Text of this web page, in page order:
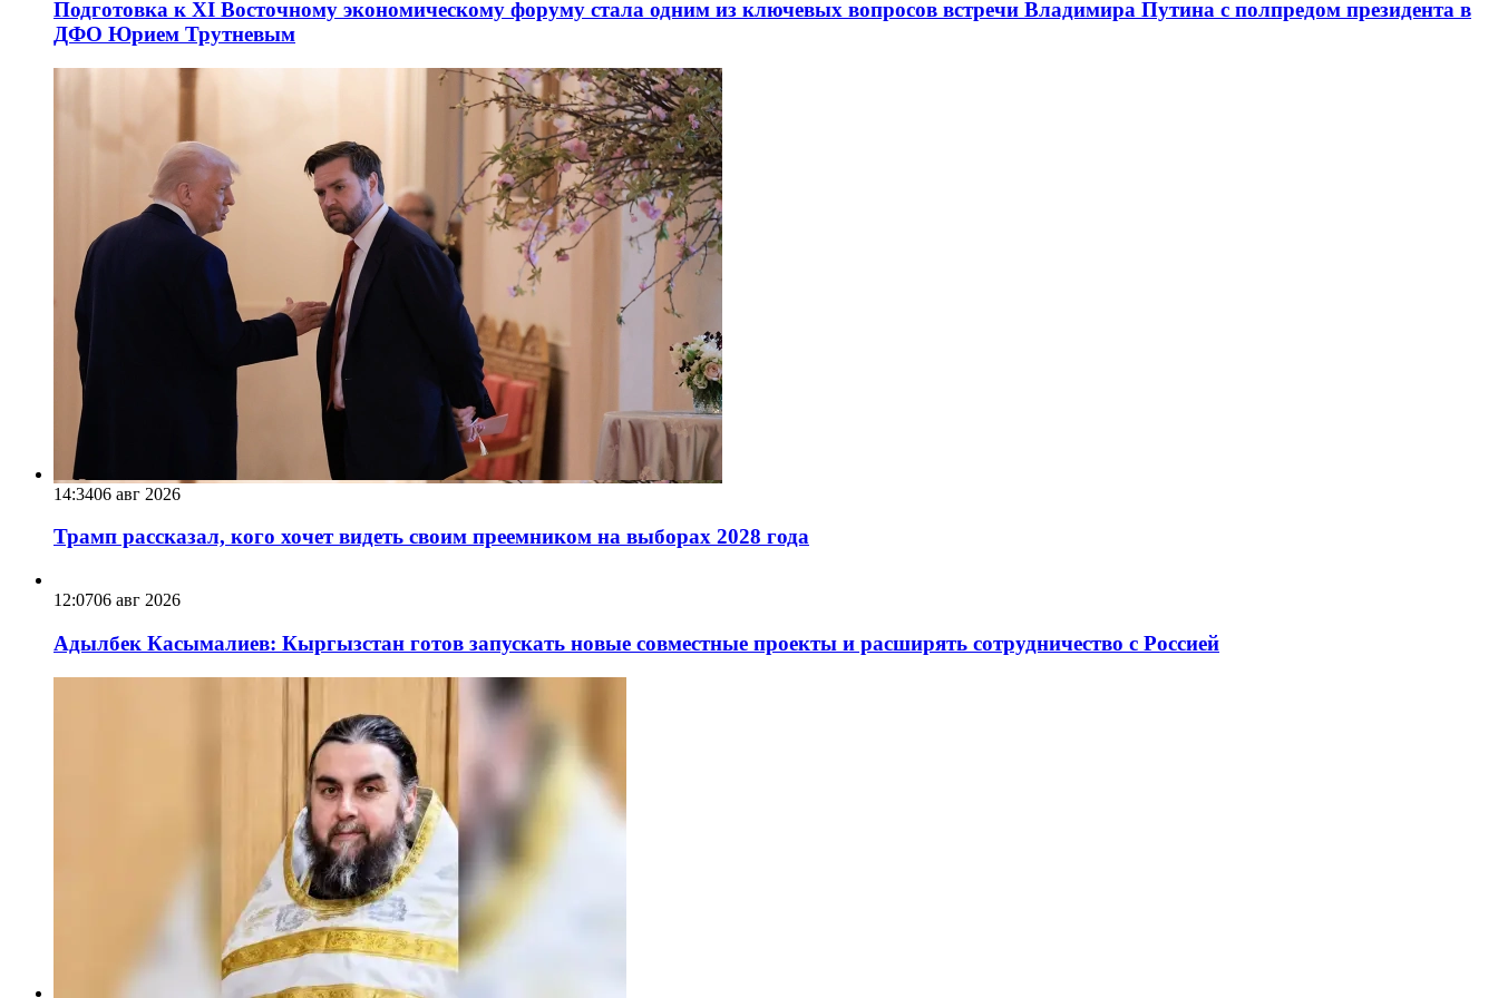
Подготовка к XI Восточному экономическому форуму стала одним из ключевых вопросов встречи Владимира Путина с полпредом президента в
ДФО Юрием Трутневым
14:3406 авг 2026
Трамп рассказал, кого хочет видеть своим преемником на выборах 2028 года
12:0706 авг 2026
Адылбек Касымалиев: Кыргызстан готов запускать новые совместные проекты и расширять сотрудничество с Россией